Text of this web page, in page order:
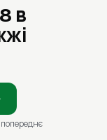
в
попереднє